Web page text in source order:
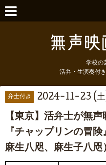
学校の
活弁・生演奏付
弁士付き 2024-11-23 (土
【東京】活弁士が無
『チャップリンの冒
麻生八咫、麻生子八咫